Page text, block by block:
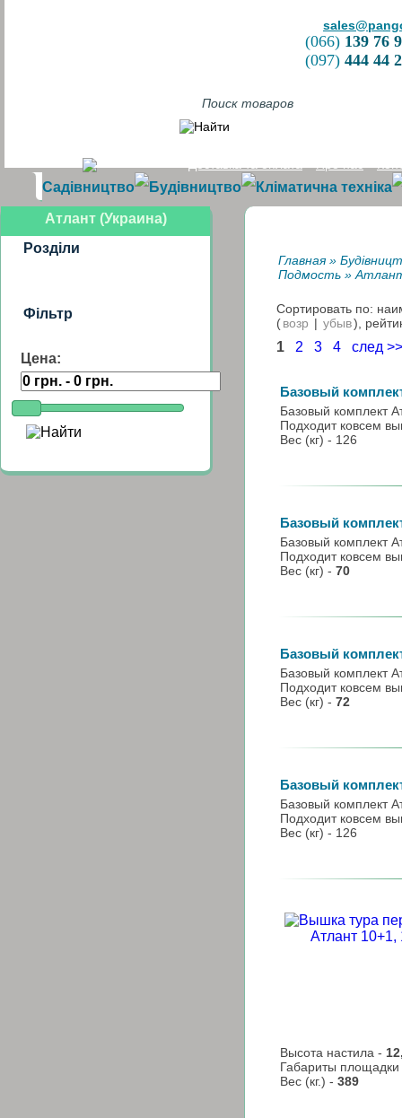
(066) 139 76
(097) 444 44
Садівництво Будівництво Кліматична техніка
Атлант (Украина)
Розділи
Фільтр
Цена:
Главная»
Подмость »
Сортировать по:
(возр | убыв),
1 2 3 4 след >>
Базовый
Базовый комплект
Подходит ковсем
Вес (кг) - 126
Базовый
Базовый комплект
Подходит ковсем
Вес (кг) - 70
Базовый
Базовый комплект
Подходит ковсем
Вес (кг) - 72
Базовый
Базовый комплект
Подходит ковсем
Вес (кг) - 126
Высота настила -
Габариты
Вес (кг.) - 389